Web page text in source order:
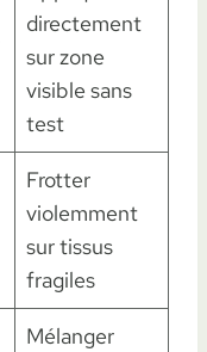
directement
sur zone
visible sans
test
Frotter
violemment
sur tissus
fragiles
Mélanger